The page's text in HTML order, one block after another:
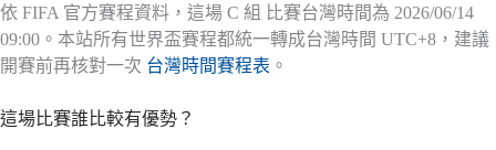
依 FIFA 官方賽程資料，這場 C 組 比賽台灣時間為 2026/06/14
09:00。本站所有世界盃賽程都統一轉成台灣時間 UTC+8，建議
開賽前再核對一次 台灣時間賽程表 。
這場比賽誰比較有優勢？